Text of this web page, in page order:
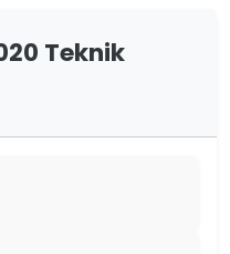
Teknik